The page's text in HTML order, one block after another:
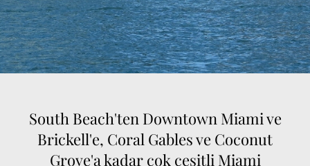
South Beach'ten Downtown Miami ve
Brickell'e, Coral Gables ve Coconut
Grove'a kadar çok çeşitli Miami